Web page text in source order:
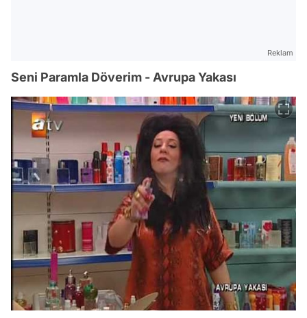
Reklam
Seni Paramla Döverim - Avrupa Yakası